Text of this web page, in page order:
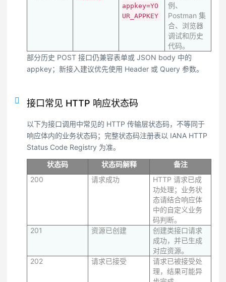
appkey=YO
UR_APPKEY
例、
Postman 集
合、浏览器
调试和历史
代码。
部分历史 POST 接口仍兼容表单或 JSON body 中的
appkey；新接入建议优先使用 Header 或 Query 参数。
接口常见 HTTP 响应状态码
以下为接口调用中常见的 HTTP 传输层状态码，不等同于
响应体内的业务状态码；完整状态码注册表以 IANA HTTP
Status Code Registry 为准。
状态码
状态码解释
备注
200
请求成功
HTTP 请求已成
功处理；业务状
态请结合响应体
中的自定义业务
码判断。
201
资源已创建
创建类接口请求
成功，并已生成
对应资源。
202
请求已接受
请求已被接受处
理，结果可能异